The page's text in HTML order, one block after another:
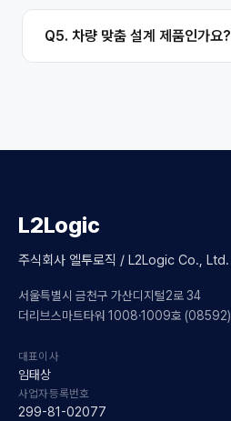
Q5. 차량 맞춤 설계 제품인가요?
L2Logic
주식회사 엘투로직 / L2Logic Co., Ltd.
서울특별시 금천구 가산디지털2로 34
더리브스마트타워 1008·1009호 (08592)
대표이사
임태상
사업자등록번호
299-81-02077